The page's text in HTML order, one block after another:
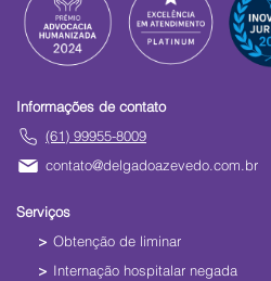
Informações de contato
(61) 99955-8009
contato@delgadoazevedo.com.br
Serviços
Obtenção de liminar
Internação hospitalar negada